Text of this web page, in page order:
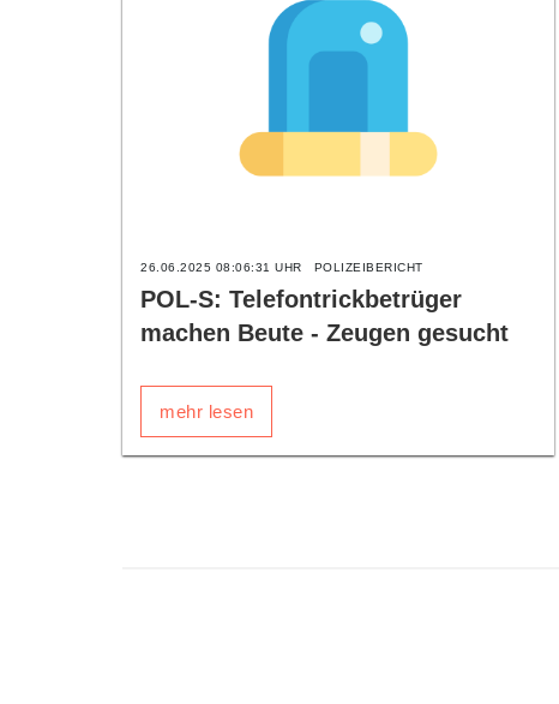
26.06.2025 08:06:31 UHR POLIZEIBERICHT
POL-S: Telefontrickbetrüger
machen Beute - Zeugen gesucht
mehr lesen